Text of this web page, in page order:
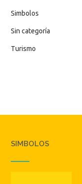
Simbolos
Sin categoría
Turismo
SIMBOLOS